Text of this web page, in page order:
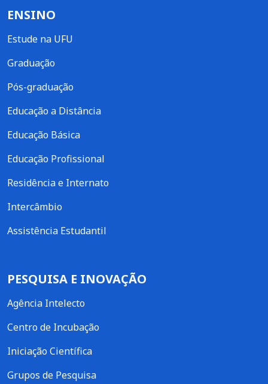
ENSINO
Estude na UFU
Graduação
Pós-graduação
Educação a Distância
Educação Básica
Educação Profissional
Residência e Internato
Intercâmbio
Assistência Estudantil
PESQUISA E INOVAÇÃO
Agência Intelecto
Centro de Incubação
Iniciação Científica
Grupos de Pesquisa